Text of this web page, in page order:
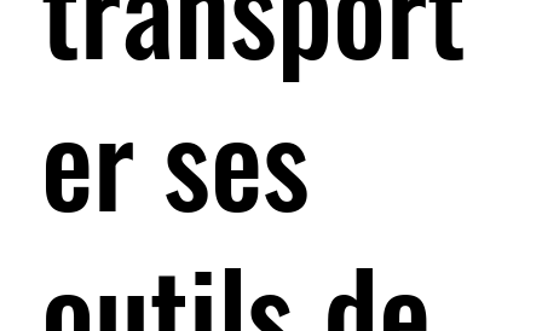
er ses